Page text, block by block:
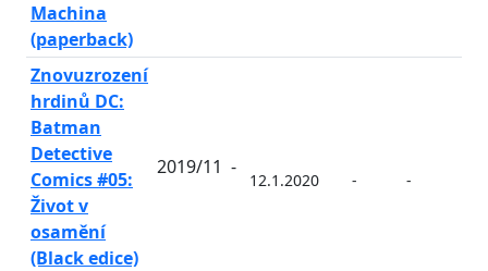
Machina
(paperback)
Znovuzrození
hrdinů DC:
Batman
Detective
Comics #05:
Život v
osamění
(Black edice)
2019/11 -
12.1.2020 - -